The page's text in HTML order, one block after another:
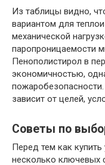
Из таблицы видно,
вариантом для
механической
паропроницаемости
Пенополистирол в
экономичностью,
зависит от целей,
Советы по
Перед тем как купить
несколько ключевых